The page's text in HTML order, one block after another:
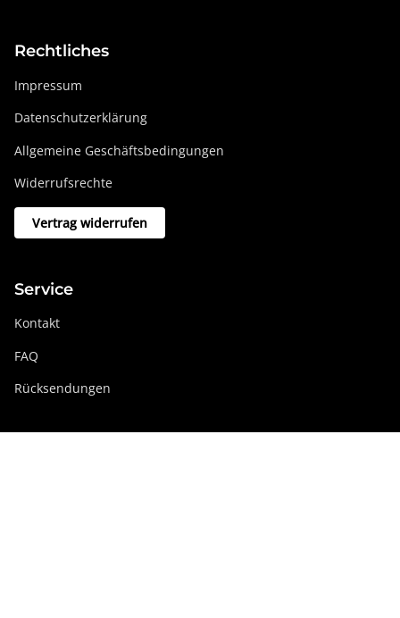
Rechtliches
Impressum
Datenschutzerklärung
Allgemeine Geschäftsbedingungen
Widerrufsrechte
Vertrag widerrufen
Service
Kontakt
FAQ
Rücksendungen